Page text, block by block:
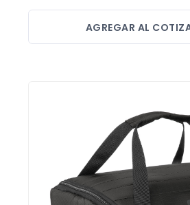
Manteles y Alfombras
Proteccion e Higiene
ProudPath
Reconocimientos
Regalos por Ocasion
AGREGAR AL